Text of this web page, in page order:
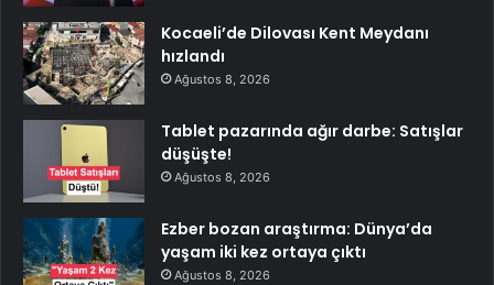
Kocaeli’de Dilovası Kent Meydanı
hızlandı
Ağustos 8, 2026
Tablet pazarında ağır darbe: Satışlar
düşüşte!
Ağustos 8, 2026
Ezber bozan araştırma: Dünya’da
yaşam iki kez ortaya çıktı
Ağustos 8, 2026